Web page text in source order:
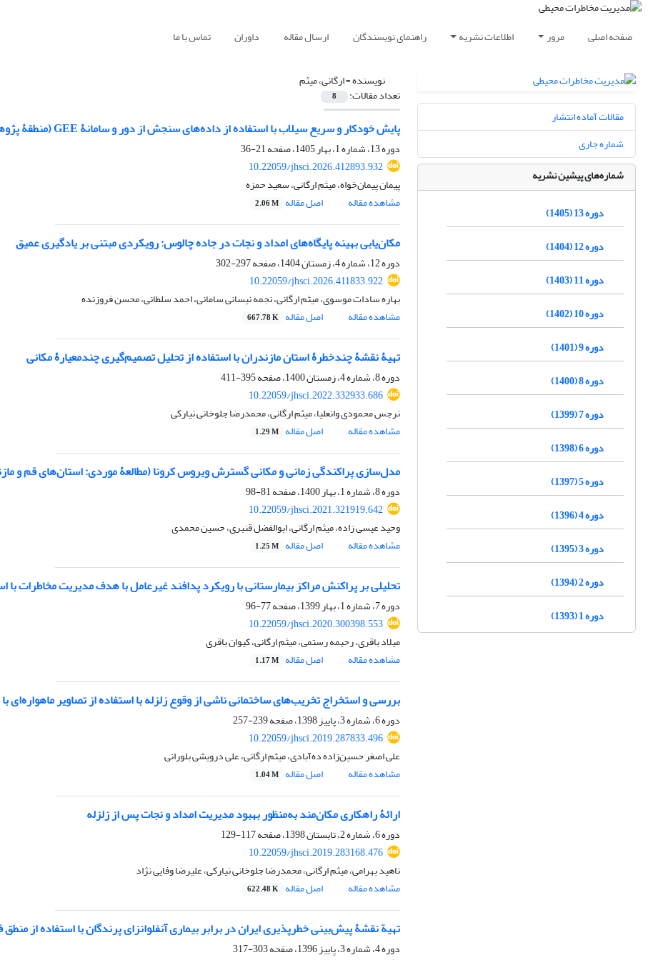
صفحه اصلی مرور اطلاعات نشریه راهنمای نویسندگان ارسال مقاله داوران تماس با ما
نویسنده =ارگانی، میثم
تعداد مقالات: 8
پایش خودکار و سریع سیلاب با استفاده از داده‌های سنجش از دور و سامانۀ GEE (منطقۀ پژوهش: حوضۀ عبدالله‌آباد استان سمنان)
دوره 13، شماره 1، بهار 1405، صفحه
21-36
10.22059/jhsci.2026.412893.932
پیمان پیمان‌خواه، میثم ارگانی، سعید حمزه
مشاهده مقاله
اصل مقاله 2.06 M
مکان‌یابی بهینه پایگاه‌های امداد و نجات در جاده چالوس: رویکردی مبتنی بر یادگیری عمیق
دوره 12، شماره 4، زمستان 1404، صفحه
297-302
10.22059/jhsci.2026.411833.922
بهاره سادات موسوی، میثم ارگانی، نجمه نیسانی سامانی، احمد سلطانی، محسن فروزنده
مشاهده مقاله
اصل مقاله 667.78 K
تهیۀ نقشۀ چندخطرۀ استان مازندران با استفاده از تحلیل تصمیم‌گیری چندمعیارۀ مکانی
دوره 8، شماره 4، زمستان 1400، صفحه
395-411
10.22059/jhsci.2022.332933.686
نرجس محمودی وانعلیا، میثم ارگانی، محمدرضا جلوخانی نیارکی
مشاهده مقاله
اصل مقاله 1.29 M
مدل‌سازی پراکندگی زمانی و مکانی گسترش ویروس کرونا (مطالعۀ موردی: استان‌های قم و
دوره 8، شماره 1، بهار 1400، صفحه
81-98
10.22059/jhsci.2021.321919.642
وحید عیسی زاده، میثم ارگانی، ابوالفضل قنبری، حسین محمدی
مشاهده مقاله
اصل مقاله 1.25 M
تحلیلی بر پراکنش مراکز بیمارستانی با رویکرد پدافند غیرعامل با هدف مدیریت مخاطرات
دوره 7، شماره 1، بهار 1399، صفحه
77-96
10.22059/jhsci.2020.300398.553
میلاد باقری، رحیمه رستمی، میثم ارگانی، کیوان باقری
مشاهده مقاله
اصل مقاله 1.17 M
بررسی و استخراج تخریب‌های ساختمانی ناشی از وقوع زلزله با استفاده از تصاویر ماهواره‌ای
دوره 6، شماره 3، پاییز 1398، صفحه
239-257
10.22059/jhsci.2019.287833.496
علی اصغر حسین‌زاده ده‌آبادی، میثم ارگانی، علی درویشی بلورانی
مشاهده مقاله
اصل مقاله 1.04 M
ارائۀ راهکاری مکان‌مند به‌منظور بهبود مدیریت امداد و نجات پس از زلزله
دوره 6، شماره 2، تابستان 1398، صفحه
117-129
10.22059/jhsci.2019.283168.476
ناهید بهرامی، میثم ارگانی، محمدرضا جلوخانی نیارکی، علیرضا وفایی نژاد
مشاهده مقاله
اصل مقاله 622.48 K
تهیة نقشۀ پیش‌بینی خطرپذیری ایران در برابر بیماری آنفلوانزای پرندگان با استفاده از منطق
دوره 4، شماره 3، پاییز 1396، صفحه
303-317
مقالات آماده انتشار
شماره جاری
شماره‌های پیشین نشریه
دوره 13 (1405)
دوره 12 (1404)
دوره 11 (1403)
دوره 10 (1402)
دوره 9 (1401)
دوره 8 (1400)
دوره 7 (1399)
دوره 6 (1398)
دوره 5 (1397)
دوره 4 (1396)
دوره 3 (1395)
دوره 2 (1394)
دوره 1 (1393)